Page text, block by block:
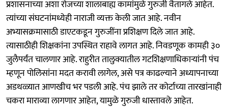
प्रशासनाच्या अशा रोजच्या शालाबाह्य कामांमुळे गुरुजी वैतागले आहेत.
त्यांच्या संघटनांमध्येही नाराजी व्यक्त केली जात आहे. नवीन
अभ्यासक्रमासाठी डाएटकडून गुरुजींना प्रशिक्षण दिले जात आहे.
त्यासाठीही शिक्षकांना उपस्थित राहावे लागत आहे. निवडणूक कामही ३०
जुलैपर्यंत चालणार आहे. राहुरीत तालुक्यातील गटशिक्षणाधिकाऱ्यांनी पंच
म्हणून पोलिसांना मदत करावी लागेल, असे पत्र काढल्याने अध्यापनाच्या
अडथळ्यात आणखीच भर पडली आहे. पंच झाले तर कोर्टाच्या तारखांनाही
चकरा माराव्या लागणार आहेत, यामुळे गुरुजी धास्तावले आहेत.